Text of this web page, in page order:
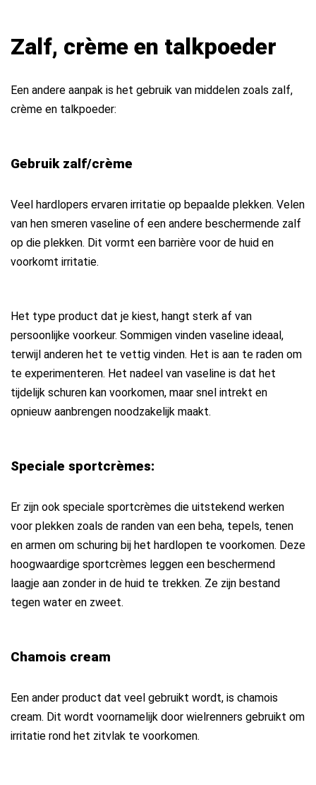
Zalf, crème en talkpoeder
Een andere aanpak is het gebruik van middelen zoals zalf,
crème en talkpoeder:
Gebruik zalf/crème
Veel hardlopers ervaren irritatie op bepaalde plekken. Velen
van hen smeren vaseline of een andere beschermende zalf
op die plekken. Dit vormt een barrière voor de huid en
voorkomt irritatie.
Het type product dat je kiest, hangt sterk af van
persoonlijke voorkeur. Sommigen vinden vaseline ideaal,
terwijl anderen het te vettig vinden. Het is aan te raden om
te experimenteren. Het nadeel van vaseline is dat het
tijdelijk schuren kan voorkomen, maar snel intrekt en
opnieuw aanbrengen noodzakelijk maakt.
Speciale sportcrèmes:
Er zijn ook speciale sportcrèmes die uitstekend werken
voor plekken zoals de randen van een beha, tepels, tenen
en armen om schuring bij het hardlopen te voorkomen. Deze
hoogwaardige sportcrèmes leggen een beschermend
laagje aan zonder in de huid te trekken. Ze zijn bestand
tegen water en zweet.
Chamois cream
Een ander product dat veel gebruikt wordt, is chamois
cream. Dit wordt voornamelijk door wielrenners gebruikt om
irritatie rond het zitvlak te voorkomen.